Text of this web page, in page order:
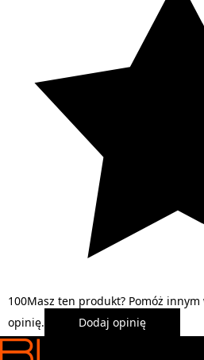
100Masz ten produkt? Pomóż
opinię.
Dodaj opinię